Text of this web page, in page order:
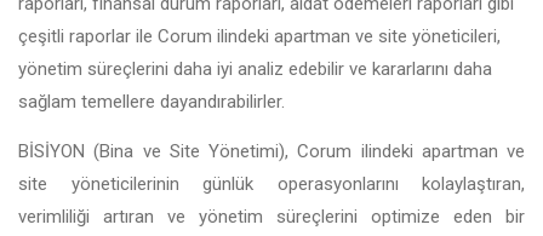
çeşitli raporlar ile Corum ilindeki apartman ve site yöneticileri,
yönetim süreçlerini daha iyi analiz edebilir ve kararlarını daha
sağlam temellere dayandırabilirler.
BİSİYON (Bina ve Site Yönetimi), Corum ilindeki apartman ve
site yöneticilerinin günlük operasyonlarını kolaylaştıran,
verimliliği artıran ve yönetim süreçlerini optimize eden bir